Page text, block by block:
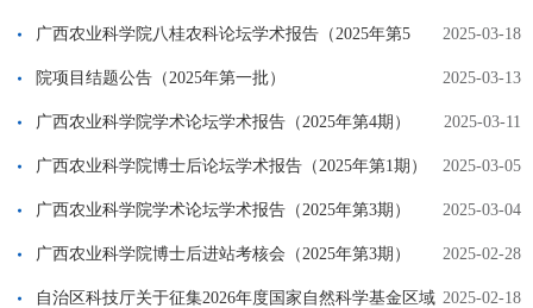
期） 2025-03-18
广西农业科学院八桂农科论坛学术报告（2025年第5
期） 2025-03-13
院项目结题公告（2025年第一批）
2025-03-11
广西农业科学院学术论坛学术报告（2025年第4期）
2025-03-05
广西农业科学院博士后论坛学术报告（2025年第1期）
2025-03-04
广西农业科学院学术论坛学术报告（2025年第3期）
2025-02-28
广西农业科学院博士后进站考核会（2025年第3期）
2025-02-18
自治区科技厅关于征集2026年度国家自然科学基金区域